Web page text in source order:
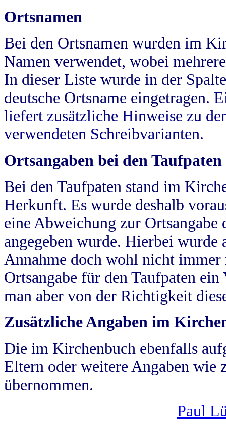
Ortsnamen
Bei den Ortsnamen wurden im
Namen verwendet, wobei
In dieser Liste wurde in der
deutsche Ortsname eingetragen.
liefert zusätzliche Hinweise zu
verwendeten Schreibvarianten.
Ortsangaben bei den Taufpaten
Bei den Taufpaten stand im
Herkunft. Es wurde deshalb
eine Abweichung zur
angegeben wurde. Hierbei wurde
Annahme doch wohl nicht
Ortsangabe für den Taufpaten
man aber von der Richtigkeit
Zusätzliche Angaben im
Die im Kirchenbuch ebenfalls
Eltern oder weitere Angaben wie
übernommen.
Paul